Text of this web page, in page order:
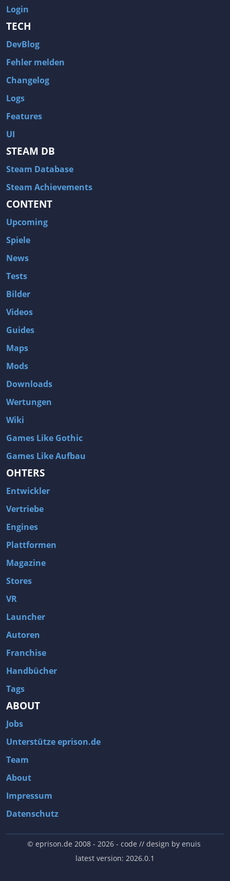
Login
TECH
DevBlog
Fehler melden
Changelog
Logs
Features
UI
STEAM DB
Steam Database
Steam Achievements
CONTENT
Upcoming
Spiele
News
Tests
Bilder
Videos
Guides
Maps
Mods
Downloads
Wertungen
Wiki
Games Like Gothic
Games Like Aufbau
OHTERS
Entwickler
Vertriebe
Engines
Plattformen
Magazine
Stores
VR
Launcher
Autoren
Franchise
Handbücher
Tags
ABOUT
Jobs
Unterstütze eprison.de
Team
About
Impressum
Datenschutz
© eprison.de 2008 - 2026- code // design by enuis
latest version: 2026.0.1